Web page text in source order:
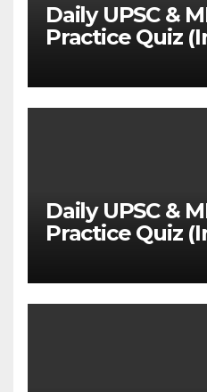
Daily UPSC &
Practice Quiz
Daily UPSC &
Practice Quiz